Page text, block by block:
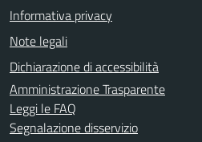
Informativa privacy
Note legali
Dichiarazione di accessibilità
Amministrazione Trasparente
Leggi le FAQ
Segnalazione disservizio